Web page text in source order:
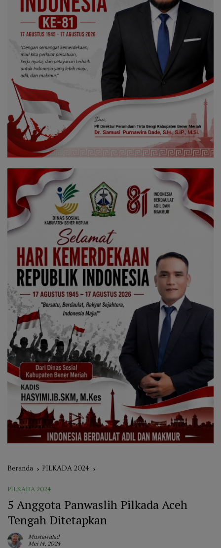
Beranda PILKADA 2024
PILKADA 2024
5 Anggota Panwaslih Pilkada Aceh
Tengah Ditetapkan
Mustawalad
Mei 14, 2024